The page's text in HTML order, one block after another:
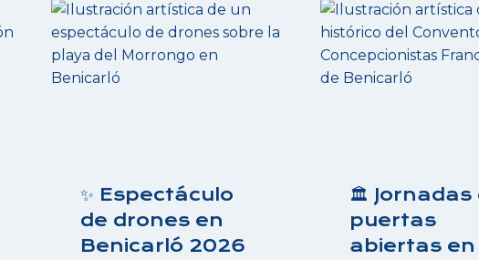
NADIE
LA
✨ Espectáculo
de drones en
Benicarló 2026
🏛️ Jornadas
puertas
abiertas en